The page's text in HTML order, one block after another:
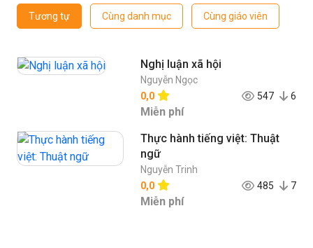
Tương tự Cùng danh mục Cùng giáo viên
Nghị luận xã hội
Nguyễn Ngọc
0,0
547 6
Miễn phí
Thực hành tiếng việt: Thuật
ngữ
Nguyễn Trinh
0,0
485 7
Miễn phí